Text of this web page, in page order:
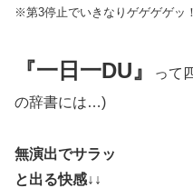
※第3停止でいきなりゲゲゲゲッ！
『一日一DU』
って
の辞書には…)
無演出でサラッ
と出る快感↓↓